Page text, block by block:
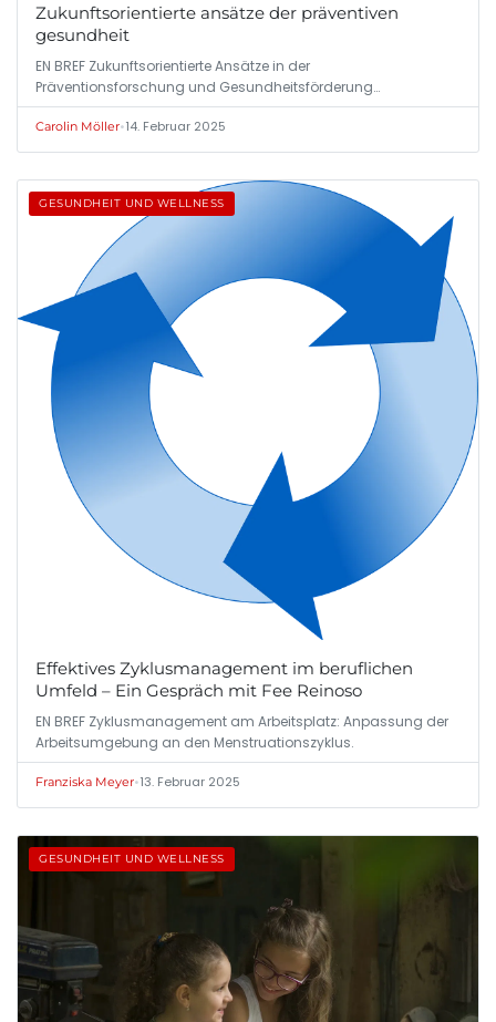
Zukunftsorientierte ansätze der präventiven
gesundheit
EN BREF Zukunftsorientierte Ansätze in der
Präventionsforschung und Gesundheitsförderung…
Carolin Möller•14. Februar 2025
GESUNDHEIT UND WELLNESS
Effektives Zyklusmanagement im beruflichen
Umfeld – Ein Gespräch mit Fee Reinoso
EN BREF Zyklusmanagement am Arbeitsplatz: Anpassung der
Arbeitsumgebung an den Menstruationszyklus.
Franziska Meyer•13. Februar 2025
GESUNDHEIT UND WELLNESS